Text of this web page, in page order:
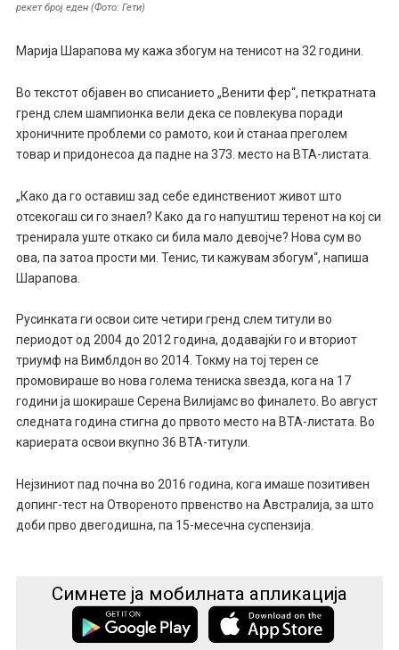
рекет број еден (Фото: Гети)
Марија Шарапова му кажа збогум на тенисот на 32 години.
Во текстот објавен во списанието „Венити фер“, петкратната
гренд слем шампионка вели дека се повлекува поради
хроничните проблеми со рамото, кои ѝ станаа преголем
товар и придонесоа да падне на 373. место на ВТА-листата.
„Како да го оставиш зад себе единствениот живот што
отсекогаш си го знаел? Како да го напуштиш теренот на кој си
тренирала уште откако си била мало девојче? Нова сум во
ова, па затоа прости ми. Тенис, ти кажувам збогум“, напиша
Шарапова.
Русинката ги освои сите четири гренд слем титули во
периодот од 2004 до 2012 година, додавајќи го и вториот
триумф на Вимблдон во 2014. Токму на тој терен се
промовираше во нова голема тениска ѕвезда, кога на 17
години ја шокираше Серена Вилијамс во финалето. Во август
следната година стигна до првото место на ВТА-листата. Во
кариерата освои вкупно 36 ВТА-титули.
Нејзиниот пад почна во 2016 година, кога имаше позитивен
допинг-тест на Отвореното првенство на Австралија, за што
доби прво двегодишна, па 15-месечна суспензија.
Симнете ја мобилната апликација